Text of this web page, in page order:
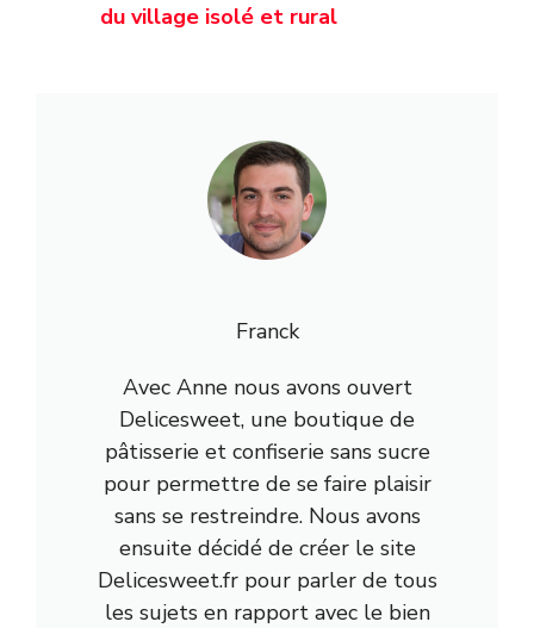
du village isolé et rural
Franck
Avec Anne nous avons ouvert
Delicesweet, une boutique de
pâtisserie et confiserie sans sucre
pour permettre de se faire plaisir
sans se restreindre. Nous avons
ensuite décidé de créer le site
Delicesweet.fr pour parler de tous
les sujets en rapport avec le bien